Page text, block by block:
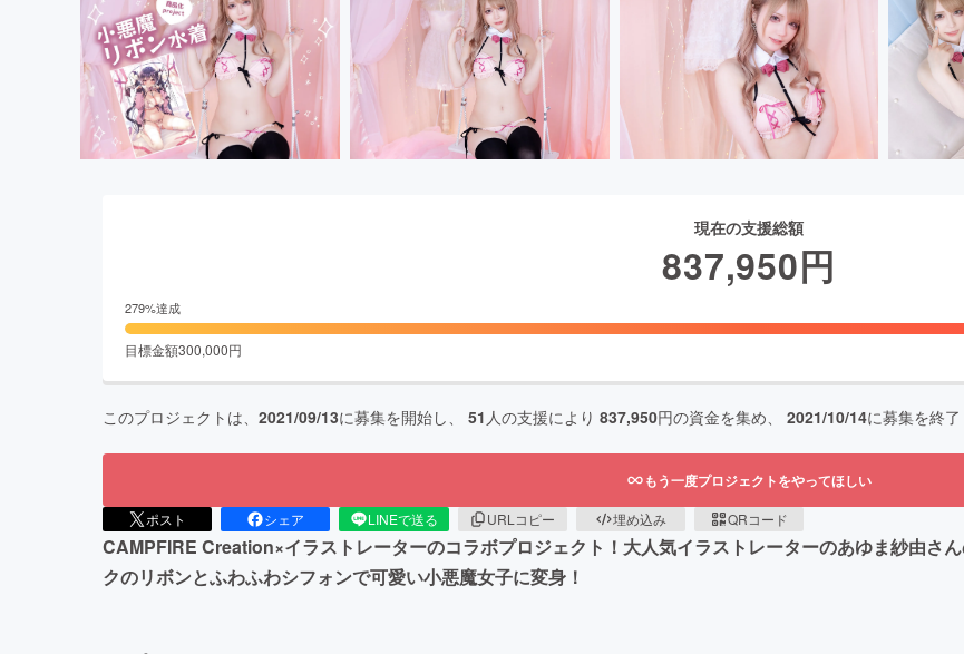
現在の支援総額
837,950円
279%達成
目標金額300,000円
このプロジェクトは、 2021/09/13に募集を開始し、 51 人の支援により 837,950円の資金を集め、 2021/10/14に募集を終
もう一度プロジェクトをやってほしい
ポスト シェア LINEで送る URLコピー 埋め込み QRコード
CAMPFIRE Creation×イラストレーターのコラボプロジェクト！大人気イラストレーターのあゆま紗由さ
クのリボンとふわふわシフォンで可愛い小悪魔女子に変身！